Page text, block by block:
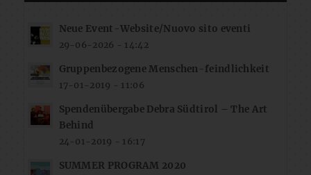
Neue Event-Website/Nuovo sito eventi
29-06-2026 - 14:42
Gruppenbezogene Menschen-feindlichkeit
17-01-2019 - 11:06
Spendenübergabe Debra Südtirol – The Art
Behind
24-01-2019 - 16:17
SUMMER PROGRAM 2020